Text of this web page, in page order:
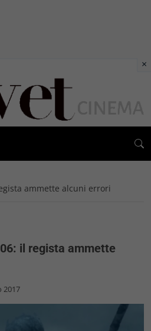
ammette alcuni errori
il regista ammette
2017
×